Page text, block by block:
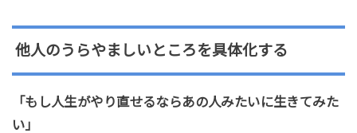
他人のうらやましいところを具体化する
「もし人生がやり直せるならあの人みたいに生きてみた
い」